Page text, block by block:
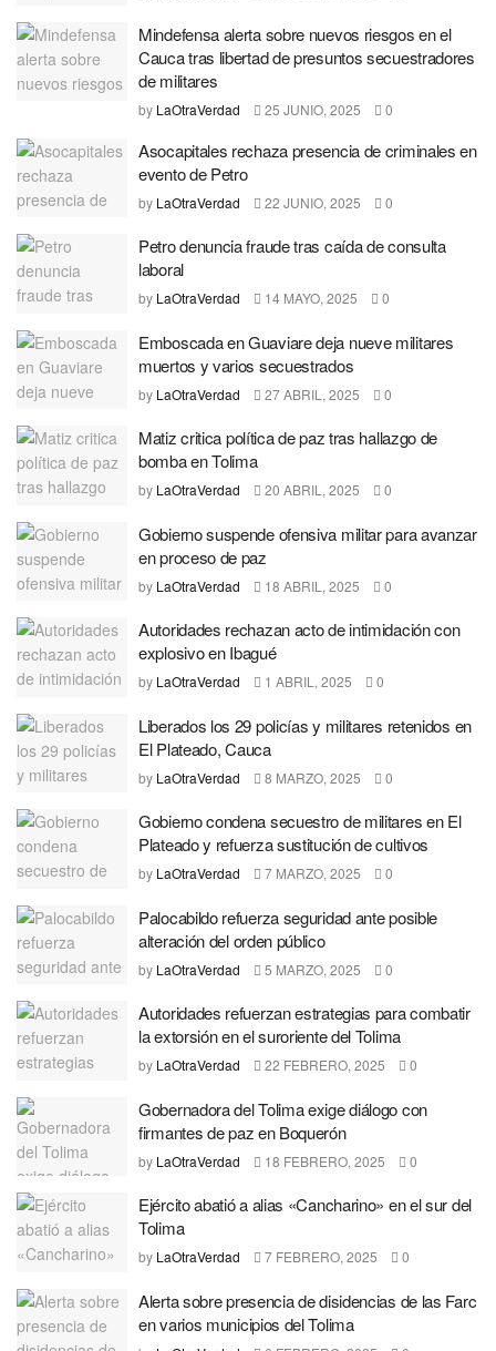
Mindefensa alerta sobre nuevos riesgos en el
Cauca tras libertad de presuntos secuestradores
de militares
by LaOtraVerdad 25 JUNIO, 2025 0
Asocapitales rechaza presencia de criminales en
evento de Petro
by LaOtraVerdad 22 JUNIO, 2025 0
Petro denuncia fraude tras caída de consulta
laboral
by LaOtraVerdad 14 MAYO, 2025 0
Emboscada en Guaviare deja nueve militares
muertos y varios secuestrados
by LaOtraVerdad 27 ABRIL, 2025 0
Matiz critica política de paz tras hallazgo de
bomba en Tolima
by LaOtraVerdad 20 ABRIL, 2025 0
Gobierno suspende ofensiva militar para avanzar
en proceso de paz
by LaOtraVerdad 18 ABRIL, 2025 0
Autoridades rechazan acto de intimidación con
explosivo en Ibagué
by LaOtraVerdad 1 ABRIL, 2025 0
Liberados los 29 policías y militares retenidos en
El Plateado, Cauca
by LaOtraVerdad 8 MARZO, 2025 0
Gobierno condena secuestro de militares en El
Plateado y refuerza sustitución de cultivos
by LaOtraVerdad 7 MARZO, 2025 0
Palocabildo refuerza seguridad ante posible
alteración del orden público
by LaOtraVerdad 5 MARZO, 2025 0
Autoridades refuerzan estrategias para combatir
la extorsión en el suroriente del Tolima
by LaOtraVerdad 22 FEBRERO, 2025 0
Gobernadora del Tolima exige diálogo con
firmantes de paz en Boquerón
by LaOtraVerdad 18 FEBRERO, 2025 0
Ejército abatió a alias «Cancharino» en el sur del
Tolima
by LaOtraVerdad 7 FEBRERO, 2025 0
Alerta sobre presencia de disidencias de las Farc
en varios municipios del Tolima